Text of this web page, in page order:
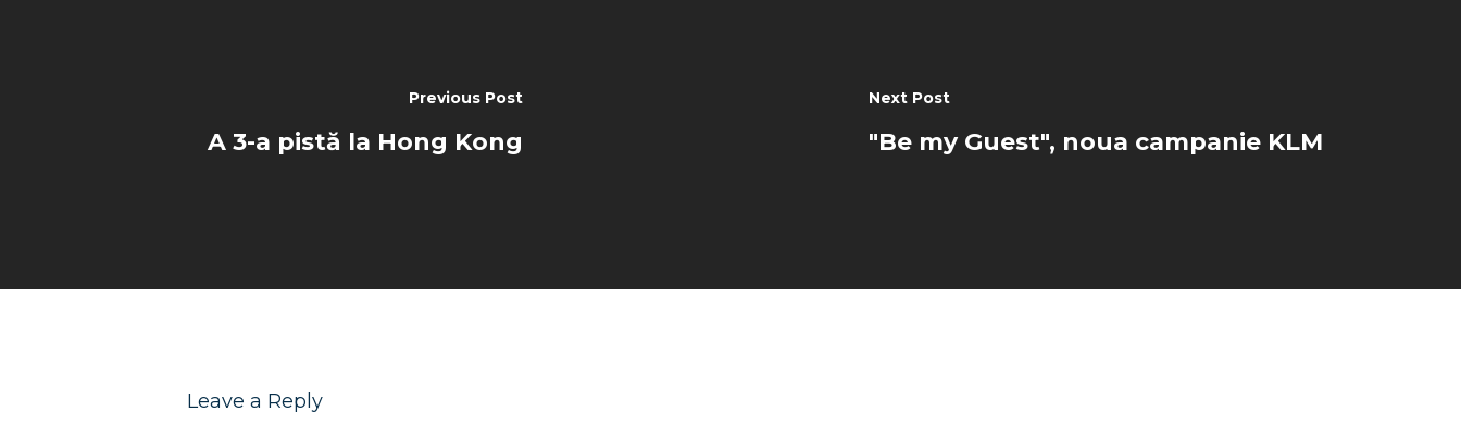
Previous Post
A 3-a pistă la Hong Kong
Next Post
"Be my Guest", noua campanie KLM
Leave a Reply